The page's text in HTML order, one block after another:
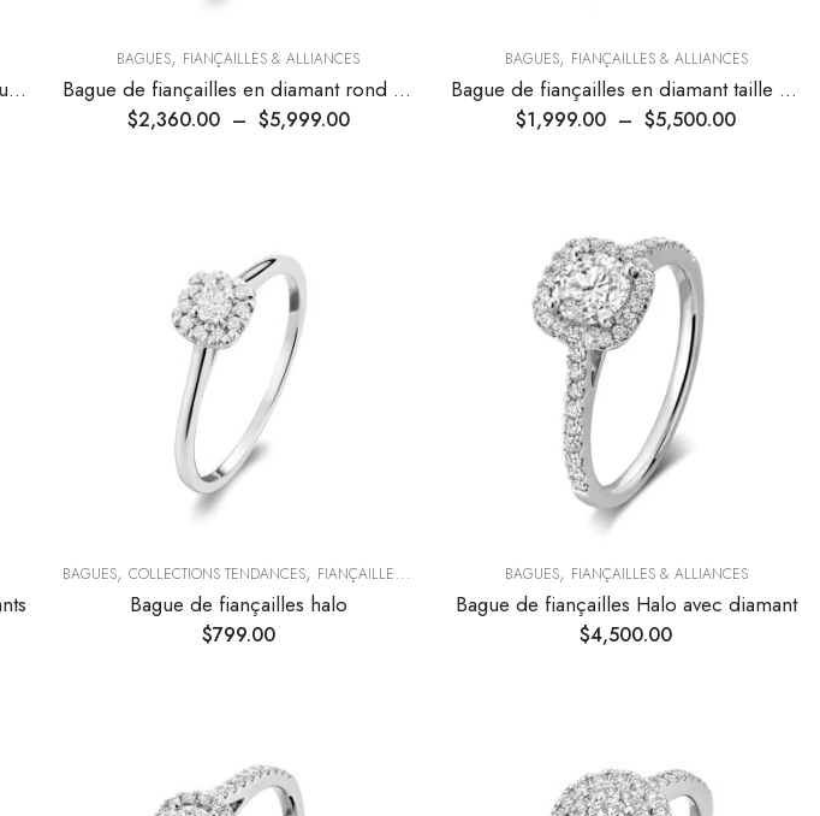
Bague de fiançailles en diamant à double halo
BAGUES, FIANÇAILLES & ALLIANCES
Bague de fiançailles en diamant rond avec halo
$2,360.00 – $5,999.00
BAGUES, FIANÇAILLES & ALLIANCES
Bague de fiançailles en diamant taille brillant rond
$1,999.00 – $5,500.00
BAGUES,COLLECTIONS TENDANCES, FIANÇAILLES & ALLIANCES
Bague de fiançailles halo
$799.00
BAGUES, FIANÇAILLES & ALLIANCES
Bague de fiançailles Halo avec diamant
$4,500.00